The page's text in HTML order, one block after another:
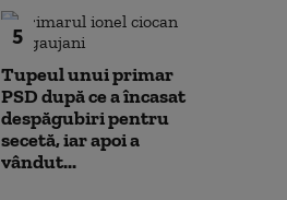
5
Tupeul unui primar
PSD după ce a încasat
despăgubiri pentru
secetă, iar apoi a
vândut...